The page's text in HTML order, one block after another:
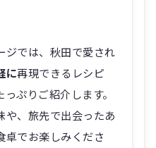
ジでは、秋田で愛され
に再現できるレシピ
ぷりご紹介します。
や、旅先で出会ったあ
卓でお楽しみくださ